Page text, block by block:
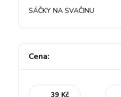
SÁČKY NA SVAČINU
Cena:
Kč